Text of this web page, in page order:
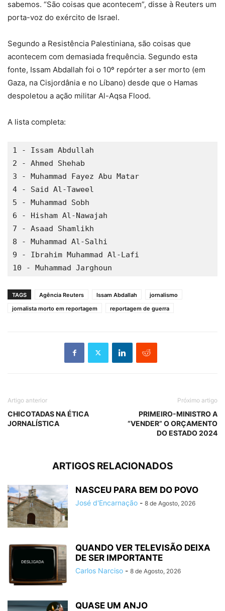
sabemos. “São coisas que acontecem”, disse à Reuters um
porta-voz do exército de Israel.
Segundo a Resistência Palestiniana, são coisas que
acontecem com demasiada frequência. Segundo esta
fonte, Issam Abdallah foi o 10º repórter a ser morto (em
Gaza, na Cisjordânia e no Líbano) desde que o Hamas
despoletou a ação militar Al-Aqsa Flood.
A lista completa:
1 - Issam Abdullah
2 - Ahmed Shehab
3 - Muhammad Fayez Abu Matar
4 - Said Al-Taweel
5 - Muhammad Sobh
6 - Hisham Al-Nawajah
7 - Asaad Shamlikh
8 - Muhammad Al-Salhi
9 - Ibrahim Muhammad Al-Lafi
TAGS Agência Reuters Issam Abdallah
jornalismo
jornalista morto em reportagem
reportagem de guerra
Artigo anterior
CHICOTADAS NA ÉTICA
JORNALÍSTICA
Próximo artigo
PRIMEIRO-MINISTRO A
“VENDER” O ORÇAMENTO
DO ESTADO 2024
ARTIGOS RELACIONADOS
NASCEU PARA BEM DO POVO
José d'Encarnação - 8 de Agosto, 2026
QUANDO VER TELEVISÃO DEIXA
DE SER IMPORTANTE
Carlos Narciso - 8 de Agosto, 2026
QUASE UM ANJO